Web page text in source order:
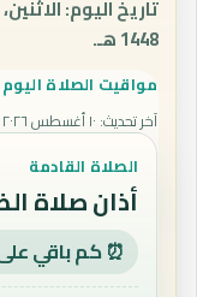
1448 هـ.
مواقيت الصلاة اليوم
آخر تحديث: ١٠ أغسطس ٢٠٢٦ في ١٢:١٧ ص
الصلاة القادمة
أذان صلاة
⏰ كم باقي على